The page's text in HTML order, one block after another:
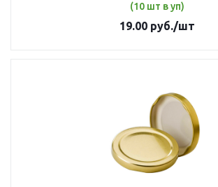
(10 шт в уп)
19.00руб./шт